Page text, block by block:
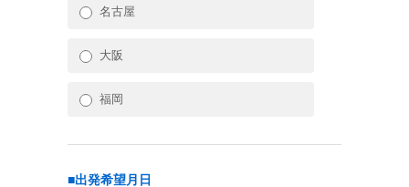
名古屋
大阪
福岡
■出発希望月日